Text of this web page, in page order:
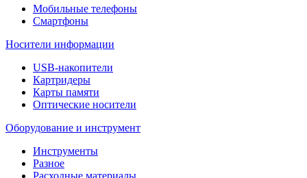
Мобильные телефоны
Смартфоны
Носители информации
USB-накопители
Картридеры
Карты памяти
Оптические носители
Оборудование и инструмент
Инструменты
Разное
Расходные материалы